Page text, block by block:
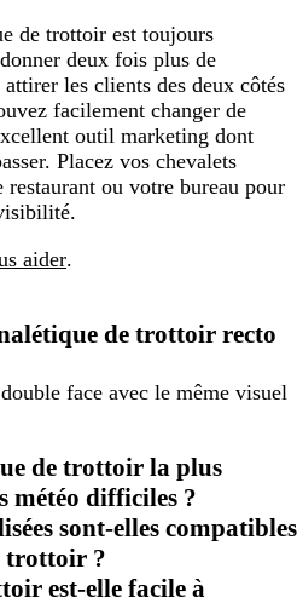
de trottoir est toujours
deux fois plus de
les clients des deux côtés
facilement changer de
outil marketing dont
Placez vos chevalets
ou votre bureau pour
aider.
de trottoir recto
face avec le même visuel
de trottoir la plus
météo difficiles ?
sont-elles compatibles
trottoir ?
est-elle facile à